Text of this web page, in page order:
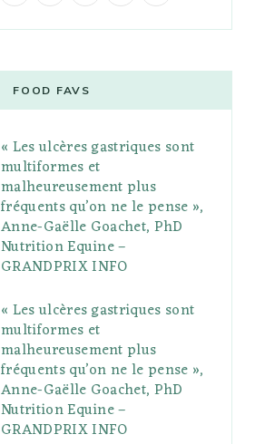
g
l
e
P
l
s
t
a
g
r
a
m
e
r
e
s
o
l
r
FOOD FAVS
« Les ulcères gastriques sont
multiformes et
malheureusement plus
fréquents qu’on ne le pense »,
Anne-Gaëlle Goachet, PhD
Nutrition Equine –
GRANDPRIX INFO
« Les ulcères gastriques sont
multiformes et
malheureusement plus
fréquents qu’on ne le pense »,
Anne-Gaëlle Goachet, PhD
Nutrition Equine –
GRANDPRIX INFO